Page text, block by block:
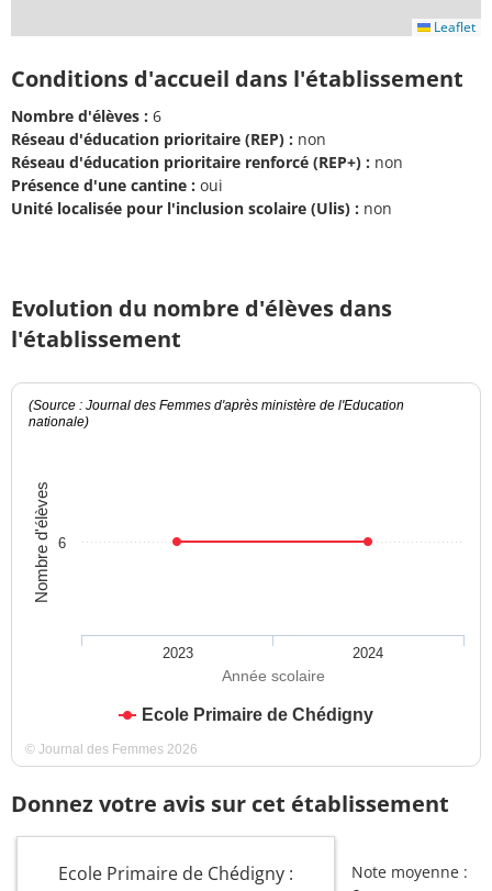
Leaflet
Conditions d'accueil dans l'établissement
Nombre d'élèves : 6
Réseau d'éducation prioritaire (REP) : non
Réseau d'éducation prioritaire renforcé (REP+) : non
Présence d'une cantine : oui
Unité localisée pour l'inclusion scolaire (Ulis) : non
Evolution du nombre d'élèves dans
l'établissement
Année scolaire
Nombre d'élèves
(Source : Journal des Femmes d'après ministère de l'Education
nationale)
Ecole Primaire de Chédigny
2023 2024
6
© Journal des Femmes 2026
Donnez votre avis sur cet établissement
Ecole Primaire de Chédigny : Note moyenne :